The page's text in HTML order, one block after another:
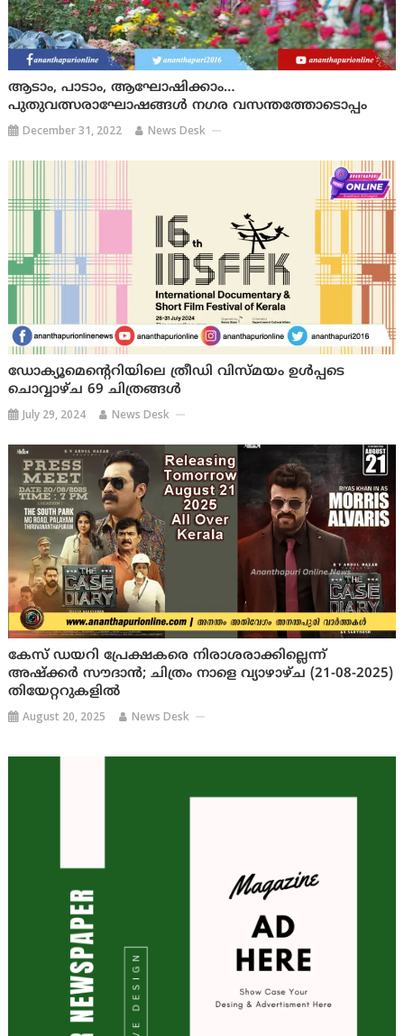
ആടാം, പാടാം, ആഘോഷിക്കാം…
പുതുവത്സരാഘോഷങ്ങള്‍ നഗര വസന്തത്തോടൊപ്പം
December 31, 2022 News Desk
ഡോക്യൂമെൻ്റെറിയിലെ ത്രീഡി വിസ്മയം ഉൾപ്പടെ
ചൊവ്വാഴ്ച 69 ചിത്രങ്ങൾ
July 29, 2024 News Desk
കേസ് ഡയറി പ്രേക്ഷകരെ നിരാശരാക്കില്ലെന്ന്
അഷ്ക്കർ സൗദാൻ; ചിത്രം നാളെ വ്യാഴാഴ്ച (21-08-2025)
തിയേറ്ററുകളിൽ
August 20, 2025 News Desk